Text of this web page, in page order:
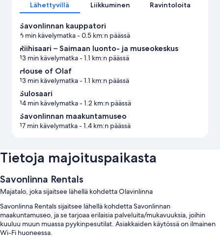
Lähettyvillä Liikkuminen Ravintoloita
Savonlinnan kauppatori
6 min kävelymatka- 0.5 km:n päässä
Riihisaari – Saimaan luonto- ja museokeskus
13 min kävelymatka- 1.1 km:n päässä
House of Olaf
13 min kävelymatka- 1.1 km:n päässä
Sulosaari
14 min kävelymatka- 1.2 km:n päässä
Savonlinnan maakuntamuseo
17 min kävelymatka- 1.4 km:n päässä
Tietoja majoituspaikasta
Savonlinna Rentals
Majatalo, joka sijaitsee lähellä kohdetta Olavinlinna
Savonlinna Rentals sijaitsee lähellä kohdetta Savonlinnan
maakuntamuseo, ja se tarjoaa erilaisia palveluita/mukavuuksia, joihin
kuuluu muun muassa pyykinpesutilat. Asiakkaiden käytössä on ilmainen
Wi-Fi huoneessa.